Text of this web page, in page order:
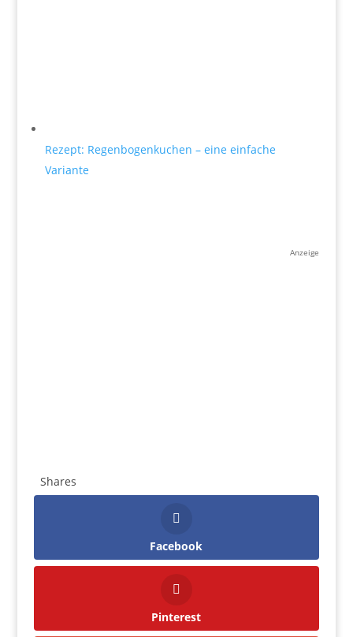
Rezept: Regenbogenkuchen – eine einfache
Variante
Anzeige
Shares
Facebook
Pinterest